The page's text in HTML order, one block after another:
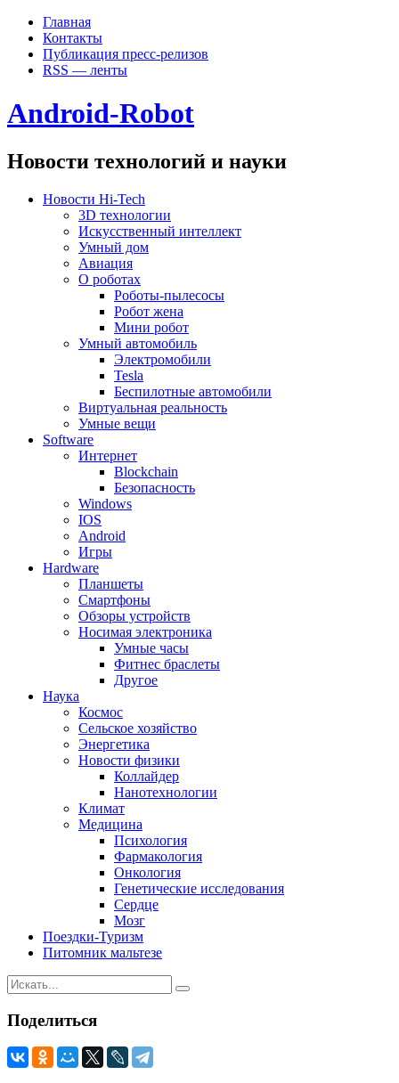
Главная
Контакты
Публикация пресс-релизов
RSS — ленты
Android-Robot
Новости технологий и науки
Новости Hi-Tech
3D технологии
Искусственный интеллект
Умный дом
Авиация
О роботах
Роботы-пылесосы
Робот жена
Мини робот
Умный автомобиль
Электромобили
Tesla
Беспилотные автомобили
Виртуальная реальность
Умные вещи
Software
Интернет
Blockchain
Безопасность
Windows
IOS
Android
Игры
Hardware
Планшеты
Смартфоны
Обзоры устройств
Носимая электроника
Умные часы
Фитнес браслеты
Другое
Наука
Космос
Сельское хозяйство
Энергетика
Новости физики
Коллайдер
Нанотехнологии
Климат
Медицина
Психология
Фармакология
Онкология
Генетические исследования
Сердце
Мозг
Поездки-Туризм
Питомник мальтезе
Поделиться